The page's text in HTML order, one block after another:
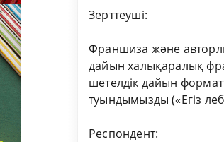
Зерттеуші:
Франшиза және
дайын халықаралық
шетелдік дайын
туындымызды («Егіз
Респондент: